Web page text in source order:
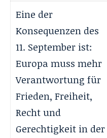
Eine der
Konsequenzen des
11. September ist:
Europa muss mehr
Verantwortung für
Frieden, Freiheit,
Recht und
Gerechtigkeit in der